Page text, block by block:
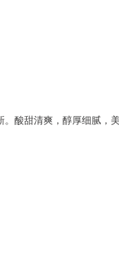
酸甜清爽，醇厚细腻，